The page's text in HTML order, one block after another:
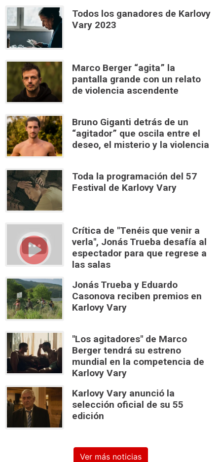
Todos los ganadores de Karlovy
Vary 2023
Marco Berger “agita” la
pantalla grande con un relato
de violencia ascendente
Bruno Giganti detrás de un
“agitador” que oscila entre el
deseo, el misterio y la violencia
Toda la programación del 57
Festival de Karlovy Vary
Crítica de "Tenéis que venir a
verla", Jonás Trueba desafía al
espectador para que regrese a
las salas
Jonás Trueba y Eduardo
Casonova reciben premios en
Karlovy Vary
"Los agitadores" de Marco
Berger tendrá su estreno
mundial en la competencia de
Karlovy Vary
Karlovy Vary anunció la
selección oficial de su 55
edición
Ver más noticias